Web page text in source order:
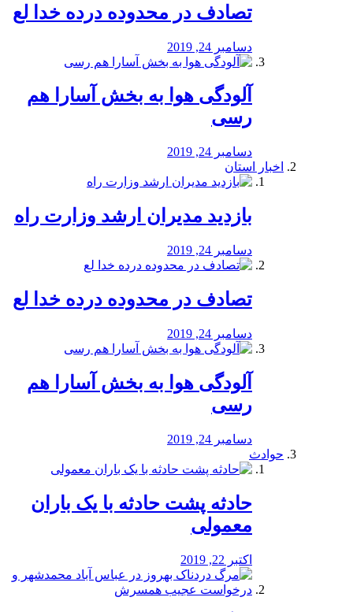
تصادف در محدوده درده خدا لع
دسامبر 24, 2019
آلودگی هوا به بخش آسارا هم
رسی
دسامبر 24, 2019
اخبار استان
بازدید مدیران ارشد وزارت راه
دسامبر 24, 2019
تصادف در محدوده درده خدا لع
دسامبر 24, 2019
آلودگی هوا به بخش آسارا هم
رسی
دسامبر 24, 2019
حوادث
️حادثه پشت حادثه با یک باران
معمولی
اکتبر 22, 2019